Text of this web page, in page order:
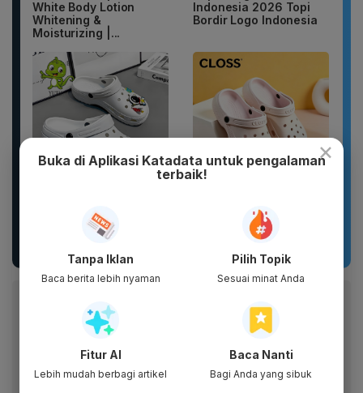
White Body Lotion
Whitening &
Moisturizing |...
Indonesia 2026 Topi
Bordir Logo Indonesia
yang stylish, terbuat
dari bahan karet dan
CLOSS Waterproof Anti
Slip Cepat Kering Anti...
Dapatkan pengalaman membaca lebih nyaman dan nikmati
fitur menarik lainnya lewat aplikasi mobile Katadata.
×
Buka di Aplikasi Katadata untuk pengalaman
terbaik!
Tanpa Iklan
Baca berita lebih nyaman
Pilih Topik
Sesuai minat Anda
Fitur AI
Lebih mudah berbagi artikel
Baca Nanti
Bagi Anda yang sibuk